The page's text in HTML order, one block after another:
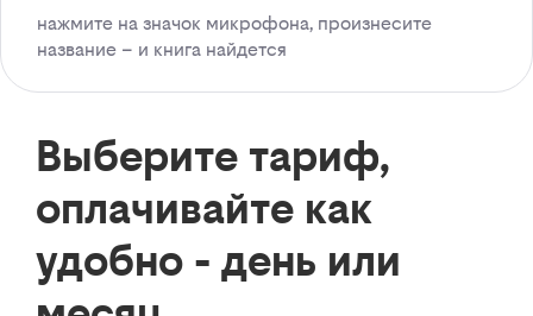
нажмите на значок микрофона, произнесите
название – и книга найдется
Выберите тариф,
оплачивайте как
удобно - день или